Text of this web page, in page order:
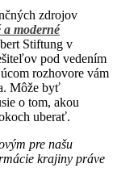
zdrojov
moderné
Stiftung v
pod vedením
rozhovore vám
Môže byť
o tom, akou
uberať.
pre našu
krajiny práve